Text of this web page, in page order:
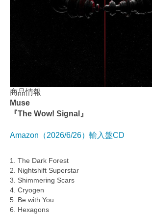
商品情報
Muse
『The Wow! Signal』
Amazon（2026/6/26）輸入盤CD
1. The Dark Forest
2. Nightshift Superstar
3. Shimmering Scars
4. Cryogen
5. Be with You
6. Hexagons